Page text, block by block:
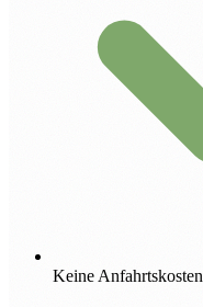
Keine Anfahrtskosten